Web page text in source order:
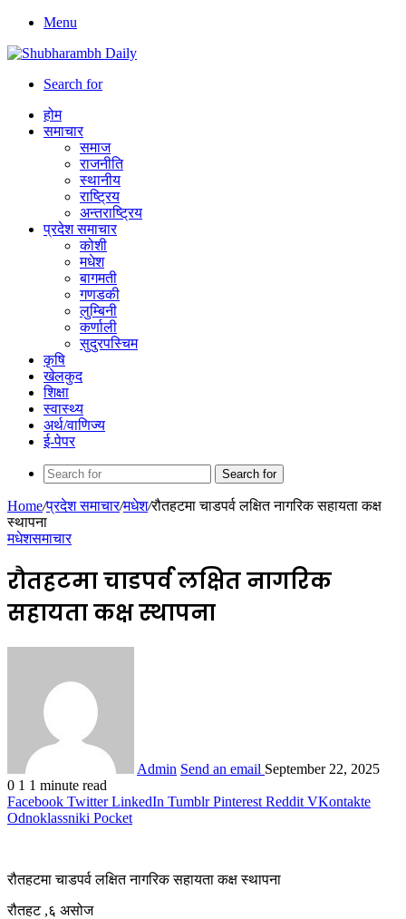
Menu
Search for
होम
समाचार
समाज
राजनीति
स्थानीय
राष्ट्रिय
अन्तराष्ट्रिय
प्रदेश समाचार
कोशी
मधेश
बागमती
गणडकी
लुम्बिनी
कर्णाली
सुदुरपस्चिम
कृषि
खेलकुद
शिक्षा
स्वास्थ्य
अर्थ/वाणिज्य
ई-पेपर
Search for
Home/प्रदेश समाचार/मधेश/रौतहटमा चाडपर्व लक्षित नागरिक सहायता कक्ष
स्थापना
मधेशसमाचार
रौतहटमा चाडपर्व लक्षित नागरिक
सहायता कक्ष स्थापना
Admin Send an email September 22, 2025
0 1 1 minute read
Facebook Twitter LinkedIn Tumblr Pinterest Reddit VKontakte
Odnoklassniki Pocket
रौतहटमा चाडपर्व लक्षित नागरिक सहायता कक्ष स्थापना
रौतहट ,६ असोज